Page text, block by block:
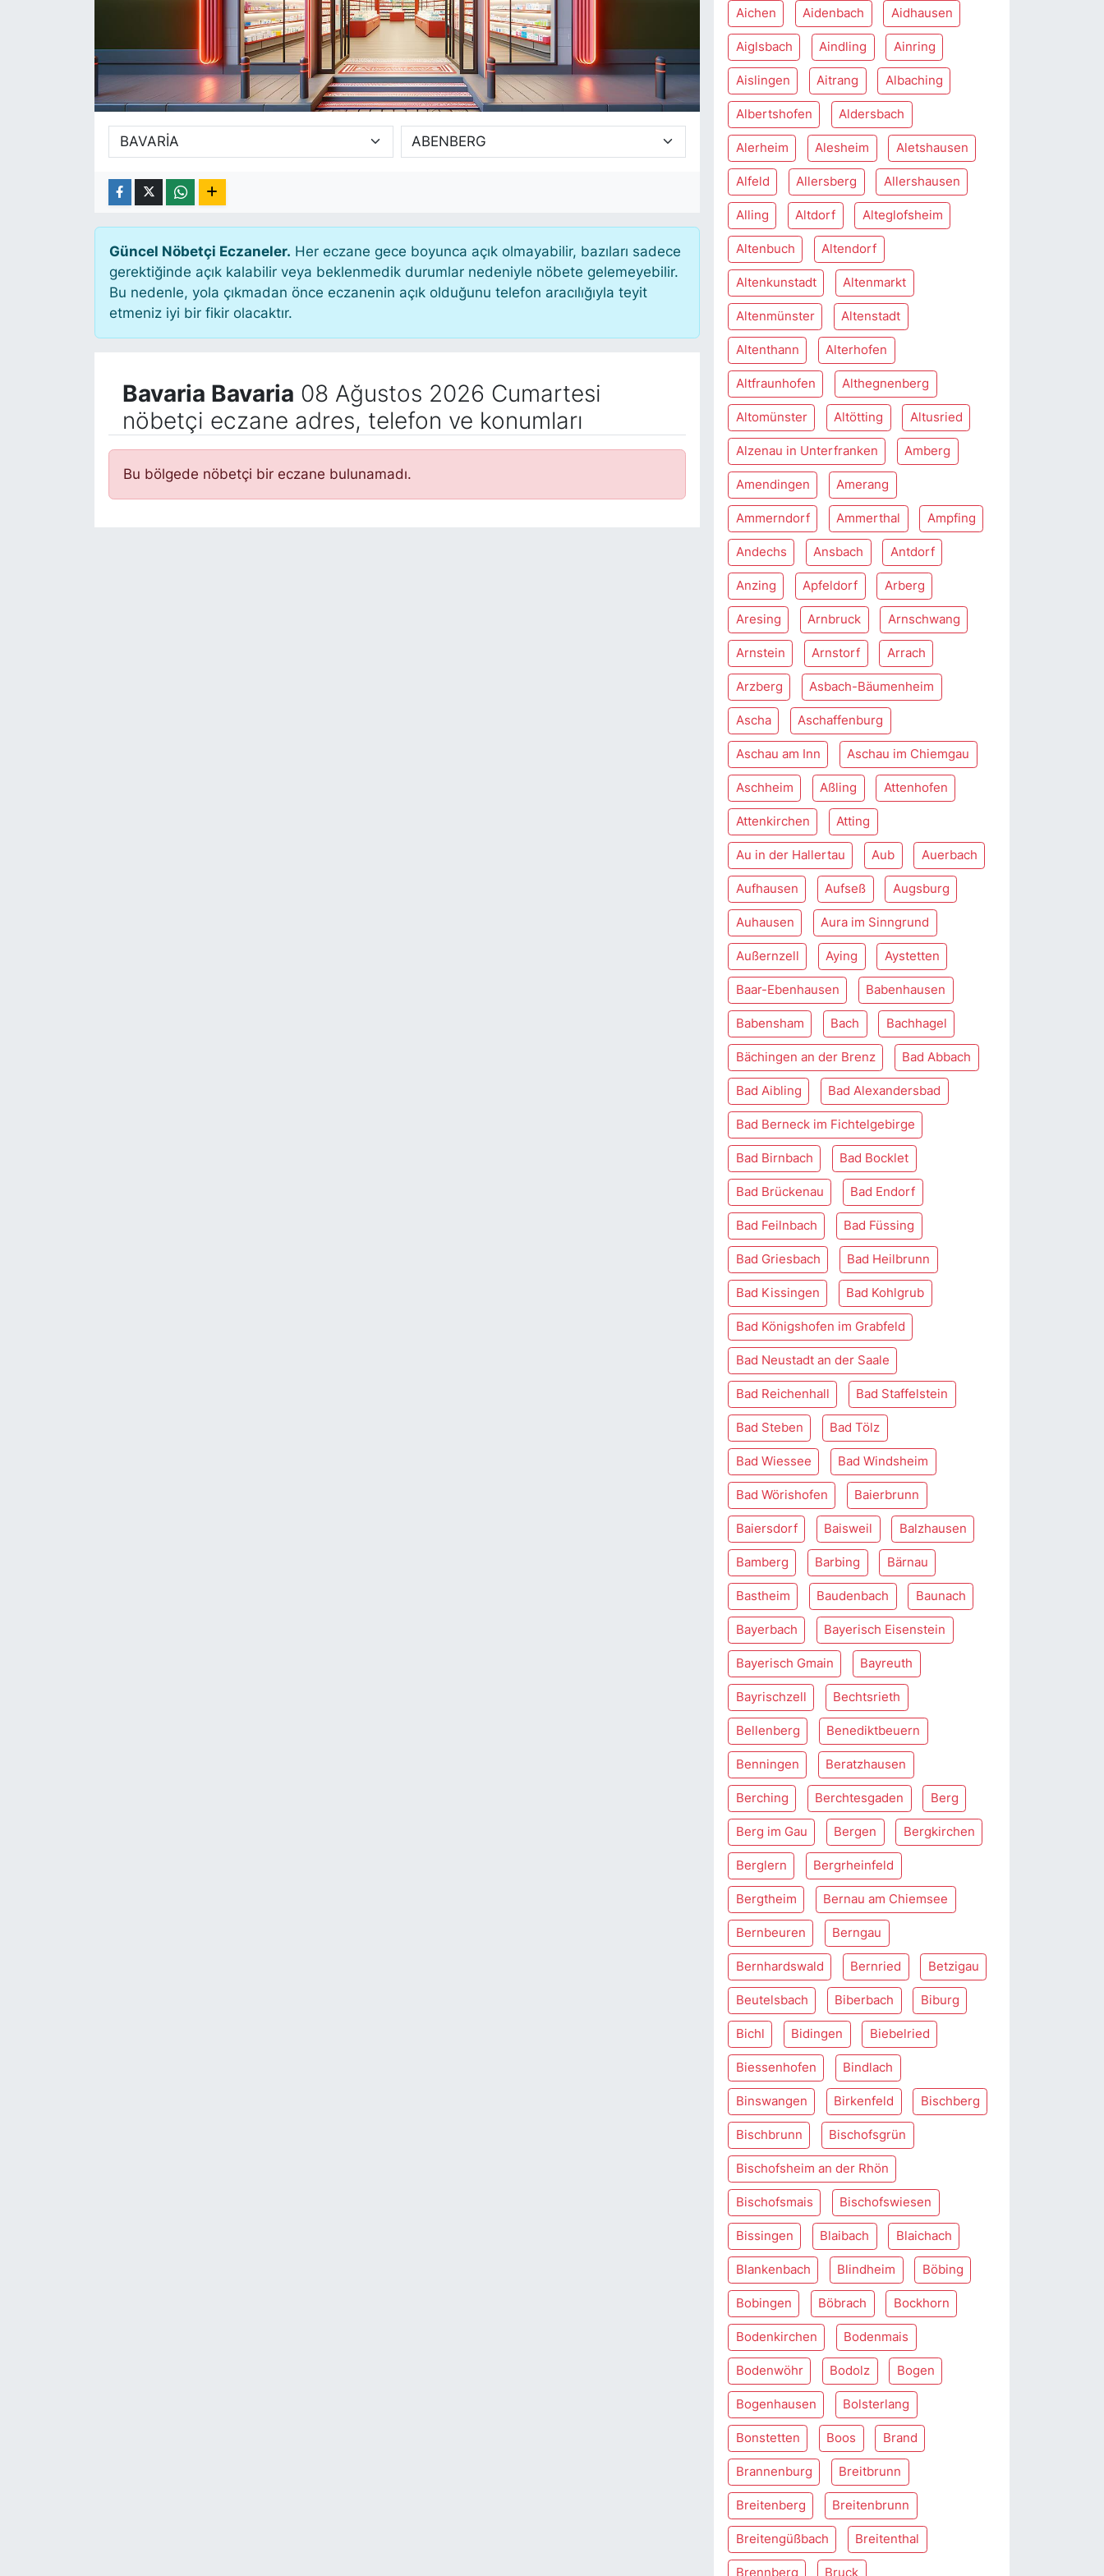
Güncel Nöbetçi Eczaneler. Her eczane gece boyunca açık olmayabilir, bazıları sadece
gerektiğinde açık kalabilir veya beklenmedik durumlar nedeniyle nöbete gelemeyebilir.
Bu nedenle, yola çıkmadan önce eczanenin açık olduğunu telefon aracılığıyla teyit
etmeniz iyi bir fikir olacaktır.
Bavaria Bavaria 08 Ağustos 2026 Cumartesi
nöbetçi eczane adres, telefon ve konumları
Bu bölgede nöbetçi bir eczane bulunamadı.
Aichen Aidenbach Aidhausen
Aiglsbach Aindling Ainring
Aislingen Aitrang Albaching
Albertshofen Aldersbach
Alerheim Alesheim Aletshausen
Alfeld Allersberg Allershausen
Alling Altdorf Alteglofsheim
Altenbuch Altendorf
Altenkunstadt Altenmarkt
Altenmünster Altenstadt
Altenthann Alterhofen
Altfraunhofen Althegnenberg
Altomünster Altötting Altusried
Alzenau in Unterfranken Amberg
Amendingen Amerang
Ammerndorf Ammerthal Ampfing
Andechs Ansbach Antdorf
Anzing Apfeldorf Arberg
Aresing Arnbruck Arnschwang
Arnstein Arnstorf Arrach
Arzberg Asbach-Bäumenheim
Ascha Aschaffenburg
Aschau am Inn Aschau im Chiemgau
Aschheim Aßling Attenhofen
Attenkirchen Atting
Au in der Hallertau Aub Auerbach
Aufhausen Aufseß Augsburg
Auhausen Aura im Sinngrund
Außernzell Aying Aystetten
Baar-Ebenhausen Babenhausen
Babensham Bach Bachhagel
Bächingen an der Brenz Bad Abbach
Bad Aibling Bad Alexandersbad
Bad Berneck im Fichtelgebirge
Bad Birnbach Bad Bocklet
Bad Brückenau Bad Endorf
Bad Feilnbach Bad Füssing
Bad Griesbach Bad Heilbrunn
Bad Kissingen Bad Kohlgrub
Bad Königshofen im Grabfeld
Bad Neustadt an der Saale
Bad Reichenhall Bad Staffelstein
Bad Steben Bad Tölz
Bad Wiessee Bad Windsheim
Bad Wörishofen Baierbrunn
Baiersdorf Baisweil Balzhausen
Bamberg Barbing Bärnau
Bastheim Baudenbach Baunach
Bayerbach Bayerisch Eisenstein
Bayerisch Gmain Bayreuth
Bayrischzell Bechtsrieth
Bellenberg Benediktbeuern
Benningen Beratzhausen
Berching Berchtesgaden Berg
Berg im Gau Bergen Bergkirchen
Berglern Bergrheinfeld
Bergtheim Bernau am Chiemsee
Bernbeuren Berngau
Bernhardswald Bernried Betzigau
Beutelsbach Biberbach Biburg
Bichl Bidingen Biebelried
Biessenhofen Bindlach
Binswangen Birkenfeld Bischberg
Bischbrunn Bischofsgrün
Bischofsheim an der Rhön
Bischofsmais Bischofswiesen
Bissingen Blaibach Blaichach
Blankenbach Blindheim Böbing
Bobingen Böbrach Bockhorn
Bodenkirchen Bodenmais
Bodenwöhr Bodolz Bogen
Bogenhausen Bolsterlang
Bonstetten Boos Brand
Brannenburg Breitbrunn
Breitenberg Breitenbrunn
Breitengüßbach Breitenthal
Brennberg Bruck
SAĞLIK